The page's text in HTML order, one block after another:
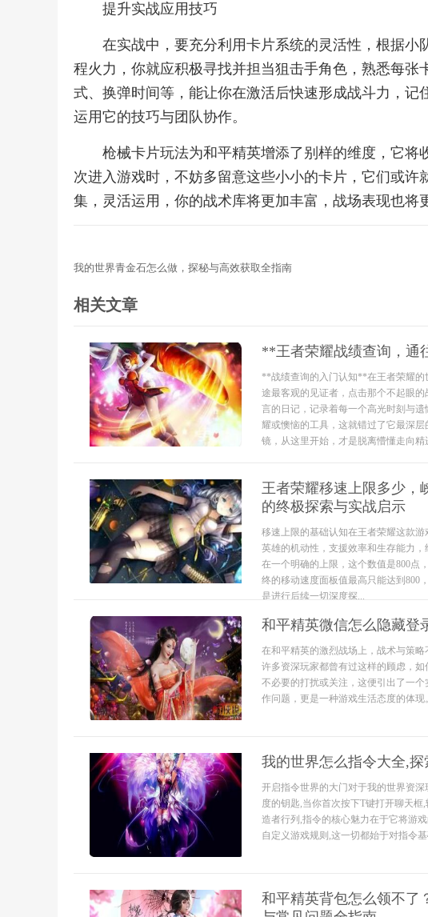
提升实战应用技巧
在实战中，要充分利用卡片系统的灵活性，根据
程火力，你就应积极寻找并担当狙击手角色，熟悉每张
式、换弹时间等，能让你在激活后快速形成战斗力，
运用它的技巧与团队协作。
枪械卡片玩法为和平精英增添了别样的维度，它
次进入游戏时，不妨多留意这些小小的卡片，它们或
集，灵活运用，你的战术库将更加丰富，战场表现也将
我的世界青金石怎么做，探秘与高效获取全指南
相关文章
**王者荣耀战绩查询，通
**战绩查询的入门认知**在王者荣耀的
途最客观的见证者，点击那个不起眼
言的日记，记录着每一个高光时刻与
耀或懊恼的工具，这就错过了它最深
镜，从这里开始，才是脱离懵懂走向精
王者荣耀移速上限多少，
的终极探索与实战启示
移速上限的基础认知在王者荣耀这款
英雄的机动性，支援效率和生存能力
在一个明确的上限，这个数值是800点
终的移动速度面板值最高只能达到800
是进行后续一切深度探...
和平精英微信怎么隐藏登
在和平精英的激烈战场上，战术与策
许多资深玩家都曾有过这样的顾虑，
不必要的打扰或关注，这便引出了一
作问题，更是一种游戏生活态度的体
我的世界怎么指令大全,
开启指令世界的大门对于我的世界资
度的钥匙,当你首次按下T键打开聊天
造者行列,指令的核心魅力在于它将游
自定义游戏规则,这一切都始于对指令
和平精英背包怎么领不了